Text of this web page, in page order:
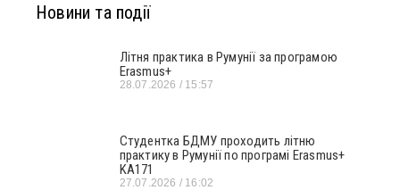
Новини та події
Літня практика в Румунії за програмою
Erasmus+
28.07.2026 15:57
Студентка БДМУ проходить літню
практику в Румунії по програмі Erasmus+
KA171
27.07.2026 16:02